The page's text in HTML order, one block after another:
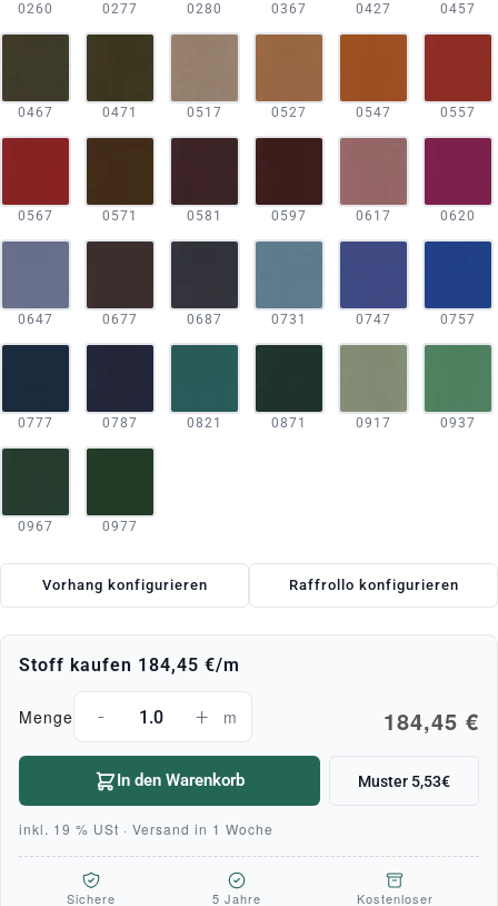
0260 0277 0280 0367 0427 0457
0467 0471 0517 0527 0547 0557
0567 0571 0581 0597 0617 0620
0647 0677 0687 0731 0747 0757
0777 0787 0821 0871 0917 0937
0967 0977
Vorhang konfigurieren Raffrollo konfigurieren
Stoff kaufen 184,45 €/m
Menge - + m 184,45 €
In den Warenkorb Muster 5,53€
inkl. 19 % USt · Versand in 1 Woche
Sichere
5 Jahre
Kostenloser